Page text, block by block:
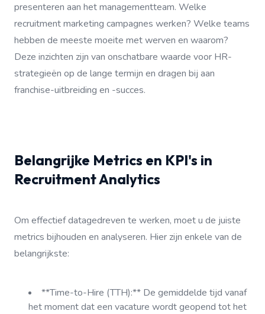
presenteren aan het managementteam. Welke
recruitment marketing campagnes werken? Welke teams
hebben de meeste moeite met werven en waarom?
Deze inzichten zijn van onschatbare waarde voor HR-
strategieën op de lange termijn en dragen bij aan
franchise-uitbreiding en -succes.
Belangrijke Metrics en KPI's in
Recruitment Analytics
Om effectief datagedreven te werken, moet u de juiste
metrics bijhouden en analyseren. Hier zijn enkele van de
belangrijkste:
**Time-to-Hire (TTH):** De gemiddelde tijd vanaf
het moment dat een vacature wordt geopend tot het